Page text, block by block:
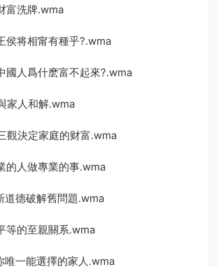
富洗牌.wma
侯将相甯有種乎?.wma
國人爲什麽富不起來?.wma
家人和解.wma
觀決定家庭的财富.wma
的人做專業的事.wma
道德破解舊問題.wma
等的至親關系.wma
唯一能選擇的家人.wma